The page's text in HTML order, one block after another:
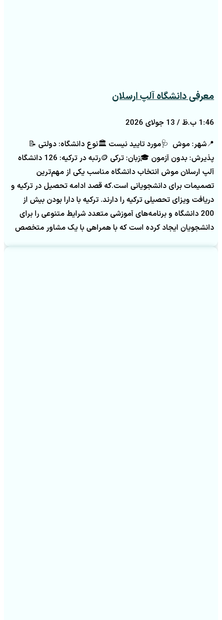
معرفی دانشگاه آلپ ارسلان
1:46 ب.ظ
📍شهر: موش 🩺مورد تایید نیست 🏛️نوع دانشگاه: دولتی 📝
پذیرش: بدون آزمون 🎓زبان: ترکی 🪙رتبه در ترکیه: 126 دانشگاه
آلپ ارسلان موش انتخاب دانشگاه مناسب یکی از مهم‌ترین
تصمیمات برای دانشجویانی است.که قصد ادامه تحصیل در ترکیه و
دریافت ویزای تحصیلی ترکیه را دارند. ترکیه با دارا بودن بیش از
200 دانشگاه و برنامه‌های آموزشی متعدد شرایط متنوعی را برای
دانشجویان ایجاد کرده است که با همراهی با یک مشاور متخصص